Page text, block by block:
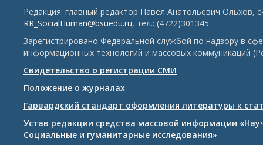
Редакция: главный редактор Павел Анатольевич Ольхов,
RR_SocialHuman@bsuedu.ru, тел.: (4722)301345.
Зарегистрировано Федеральной службой по надзору в
информационных технологий и массовых коммуникаций
Свидетельство о регистрации СМИ
Положение о журналах
Гарвардский стандарт оформления литературы к
Устав редакции средства массовой информации
Социальные и гуманитарные исследования»